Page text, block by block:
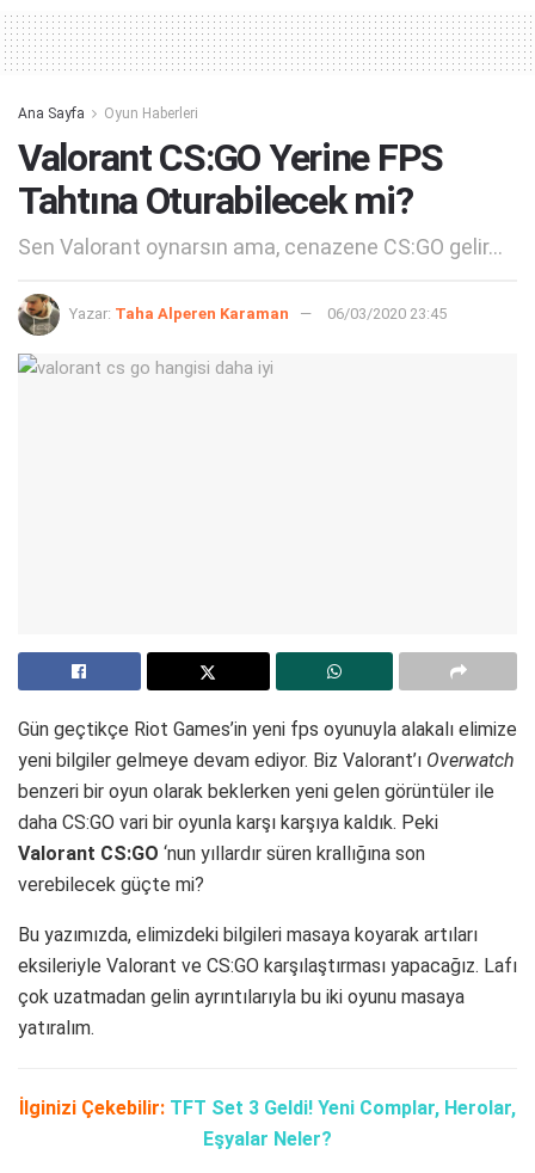
Ana Sayfa Oyun Haberleri
Valorant CS:GO Yerine FPS
Tahtına Oturabilecek mi?
Sen Valorant oynarsın ama, cenazene CS:GO gelir...
Yazar: Taha Alperen Karaman 06/03/2020 23:45
Gün geçtikçe Riot Games’in yeni fps oyunuyla alakalı elimize
yeni bilgiler gelmeye devam ediyor. Biz Valorant’ı Overwatch
benzeri bir oyun olarak beklerken yeni gelen görüntüler ile
daha CS:GO vari bir oyunla karşı karşıya kaldık. Peki
Valorant CS:GO ‘nun yıllardır süren krallığına son
verebilecek güçte mi?
Bu yazımızda, elimizdeki bilgileri masaya koyarak artıları
eksileriyle Valorant ve CS:GO karşılaştırması yapacağız. Lafı
çok uzatmadan gelin ayrıntılarıyla bu iki oyunu masaya
yatıralım.
İlginizi Çekebilir: TFT Set 3 Geldi! Yeni Complar, Herolar,
Eşyalar Neler?